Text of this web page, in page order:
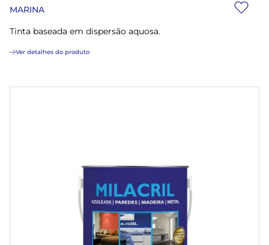
MARINA
Tinta baseada em dispersão aquosa.
Ver detalhes do produto